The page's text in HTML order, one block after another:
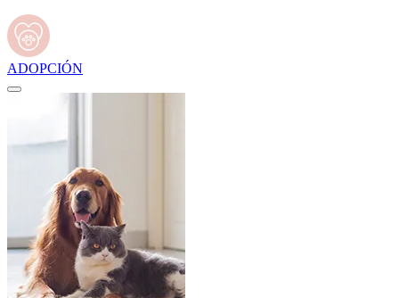
ADOPCIÓN